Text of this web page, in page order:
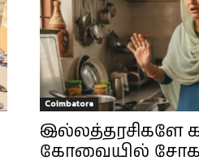
Coimbatore
இல்லத்தரசிகளே
கோவையில்